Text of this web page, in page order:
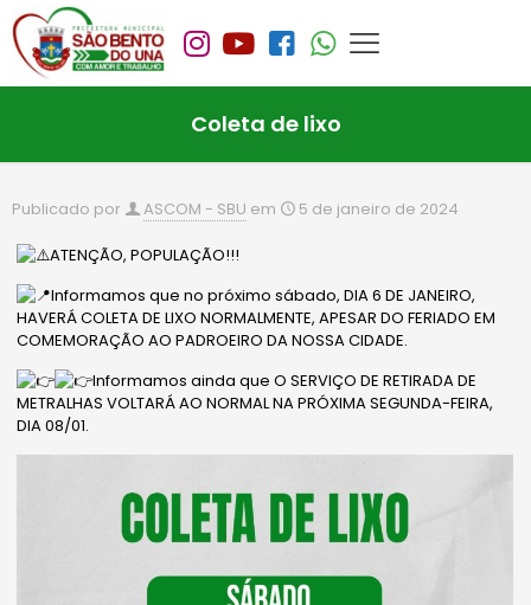
Coleta de lixo
Publicado por ASCOM - SBU em 5 de janeiro de 2024
ATENÇÃO, POPULAÇÃO!!!
Informamos que no próximo sábado, DIA 6 DE JANEIRO,
HAVERÁ COLETA DE LIXO NORMALMENTE, APESAR DO FERIADO EM
COMEMORAÇÃO AO PADROEIRO DA NOSSA CIDADE.
Informamos ainda que O SERVIÇO DE RETIRADA DE
METRALHAS VOLTARÁ AO NORMAL NA PRÓXIMA SEGUNDA-FEIRA,
DIA 08/01.